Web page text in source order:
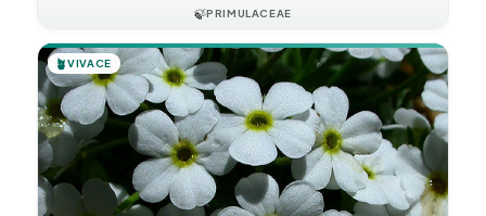
🍃PRIMULACEAE
🪴VIVACE